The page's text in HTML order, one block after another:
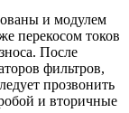
и модулем
перекосом токов
После
фильтров,
прозвонить
и вторичные